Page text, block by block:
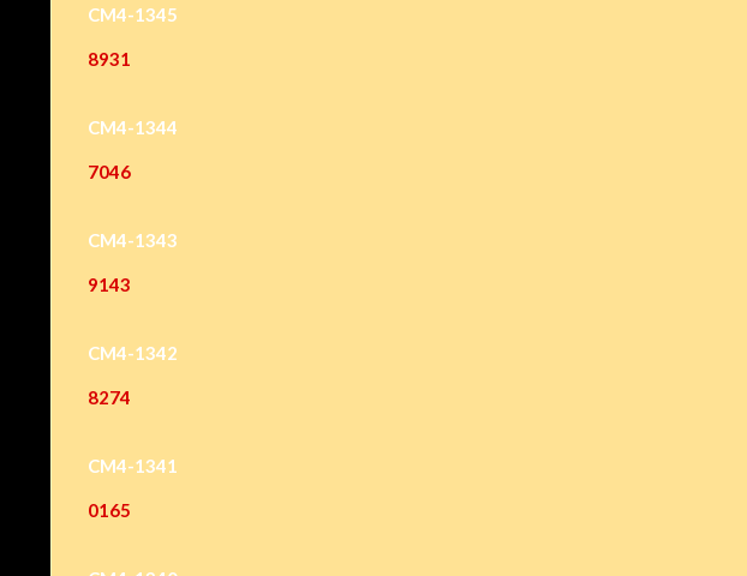
CM4-1345
8931
CM4-1344
7046
CM4-1343
9143
CM4-1342
8274
CM4-1341
0165